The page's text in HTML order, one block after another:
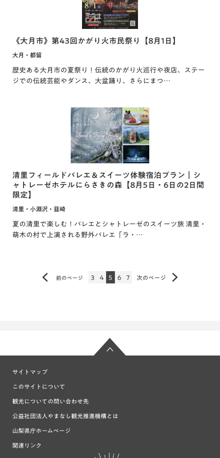
《大月市》第43回かがり火市民祭り【8月1日】
大月・都留
歴史ある大月市の夏祭り！伝統のかがり火巡行や夜店、ステー
ジでの伝統芸能やダンス、大盆踊り、さらにまつ…
清里フィールドバレエ＆スイーツ体験宿泊プラン｜シ
ャトレーゼホテルにらさきの森【8月5日・6日の2日間
限定】
清里・小淵沢・韮崎
夏の清里で楽しむ！バレエとシャトレーゼのスイーツ旅 清里・
萌木の村で上演される野外バレエ「ラ・…
前のページ 3 4 5 6 7 次のページ
サイトマップ
このサイトについて
観光についての問い合わせ先
公益社団法人やまなし観光推進機構とは
山梨県庁ホームページ
関連リンク